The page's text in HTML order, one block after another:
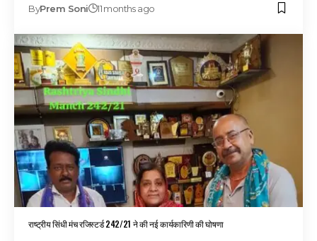
ByPrem Soni 11 months ago
राष्ट्रीय सिंधी मंच रजिस्टर्ड 242/21 ने की नई कार्यकारिणी की घोषणा